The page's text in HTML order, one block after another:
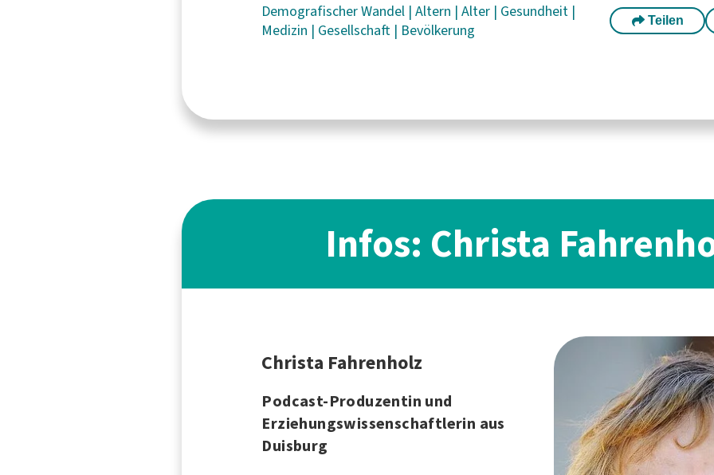
Demografischer Wandel |Altern |Alter | Gesundheit |
Medizin | Gesellschaft | Bevölkerung
Teilen
Infos: Christa
Christa Fahrenholz
Podcast-Produzentin und
Erziehungswissenschaftlerin aus
Duisburg